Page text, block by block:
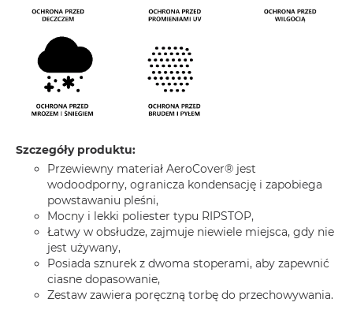
Szczegóły produktu:
Przewiewny materiał AeroCover® jest
wodoodporny, ogranicza kondensację i zapobiega
powstawaniu pleśni,
Mocny i lekki poliester typu RIPSTOP,
Łatwy w obsłudze, zajmuje niewiele miejsca, gdy nie
jest używany,
Posiada sznurek z dwoma stoperami, aby zapewnić
ciasne dopasowanie,
Zestaw zawiera poręczną torbę do przechowywania.